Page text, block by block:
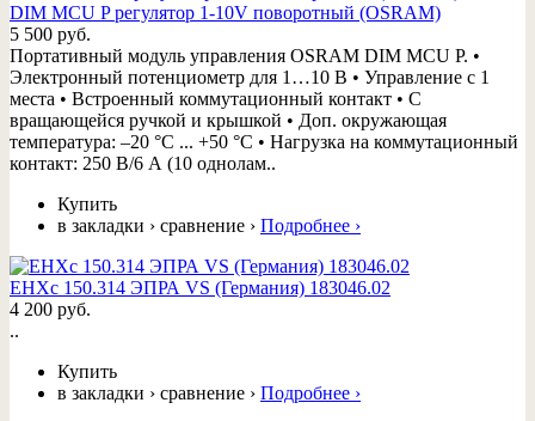
DIM MCU P регулятор 1-10V поворотный (OSRAM)
5 500 руб.
Портативный модуль управления OSRAM DIM MCU P. •
Электронный потенциометр для 1…10 В • Управление с 1
места • Встроенный коммутационный контакт • С
вращающейся ручкой и крышкой • Доп. окружающая
температура: –20 °C ... +50 °C • Нагрузка на коммутационный
контакт: 250 В/6 А (10 однолам..
Купить
в закладки › сравнение › Подробнее ›
EHXc 150.314 ЭПРА VS (Германия) 183046.02
4 200 руб.
..
Купить
в закладки › сравнение › Подробнее ›